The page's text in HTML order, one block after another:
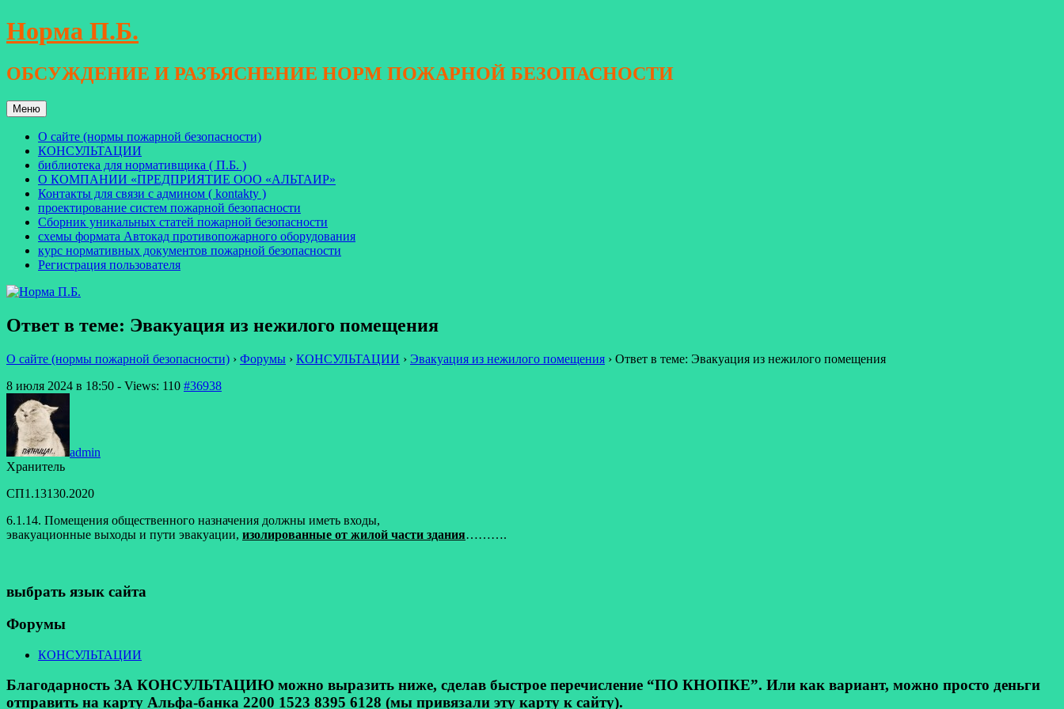
Перейти
к
Норма П.Б.
ОБСУЖДЕНИЕ И РАЗЪЯСНЕНИЕ НОРМ ПОЖАРНОЙ БЕЗОПАСНОСТИ
Меню
О сайте (нормы пожарной безопасности)
КОНСУЛЬТАЦИИ
библиотека для нормативщика ( П.Б. )
О КОМПАНИИ «ПРЕДПРИЯТИЕ ООО «АЛЬТАИР»
Контакты для связи с админом ( kontakty )
проектирование систем пожарной безопасности
Сборник уникальных статей пожарной безопасности
схемы формата Автокад противопожарного оборудования
курс нормативных документов пожарной безопасности
Регистрация пользователя
Ответ в теме: Эвакуация из нежилого помещения
О сайте (нормы пожарной безопасности) › Форумы › КОНСУЛЬТАЦИИ › Эвакуация из нежилого помещения › Ответ в теме: Эвакуация из нежилого помещения
8 июля 2024 в 18:50 - Views: 110 #36938
admin
Хранитель
СП1.13130.2020
6.1.14. Помещения общественного назначения должны иметь входы,
эвакуационные выходы и пути эвакуации, изолированные от жилой части здания……….
выбрать язык сайта
Форумы
КОНСУЛЬТАЦИИ
Благодарность ЗА КОНСУЛЬТАЦИЮ можно выразить ниже, сделав быстрое перечисление “ПО КНОПКЕ”. Или как вариант, можно просто деньги
отправить на карту Альфа-банка 2200 1523 8395 6128 (мы привязали эту карту к сайту).